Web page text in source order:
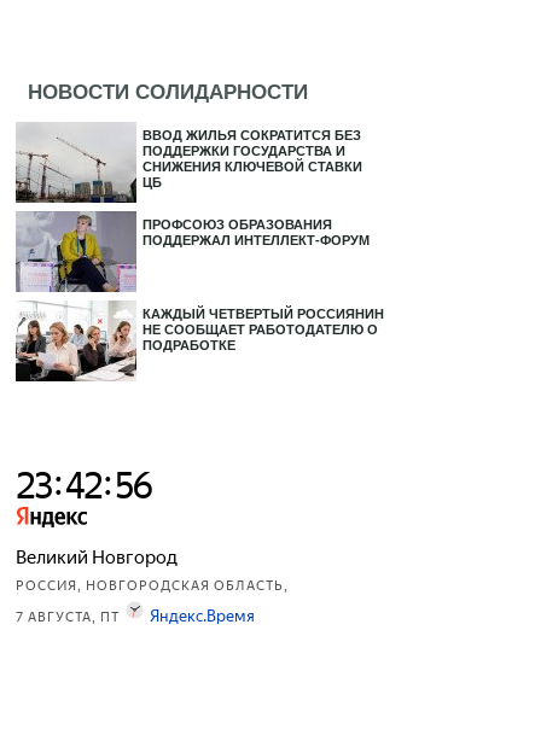
НОВОСТИ СОЛИДАРНОСТИ
ВВОД ЖИЛЬЯ СОКРАТИТСЯ БЕЗ
ПОДДЕРЖКИ ГОСУДАРСТВА И
СНИЖЕНИЯ КЛЮЧЕВОЙ СТАВКИ
ЦБ
ПРОФСОЮЗ ОБРАЗОВАНИЯ
ПОДДЕРЖАЛ ИНТЕЛЛЕКТ-ФОРУМ
КАЖДЫЙ ЧЕТВЕРТЫЙ РОССИЯНИН
НЕ СООБЩАЕТ РАБОТОДАТЕЛЮ О
ПОДРАБОТКЕ